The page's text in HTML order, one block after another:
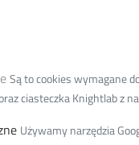
Są to cookies wymagane
ciasteczka Knightlab z
Używamy narzędzia